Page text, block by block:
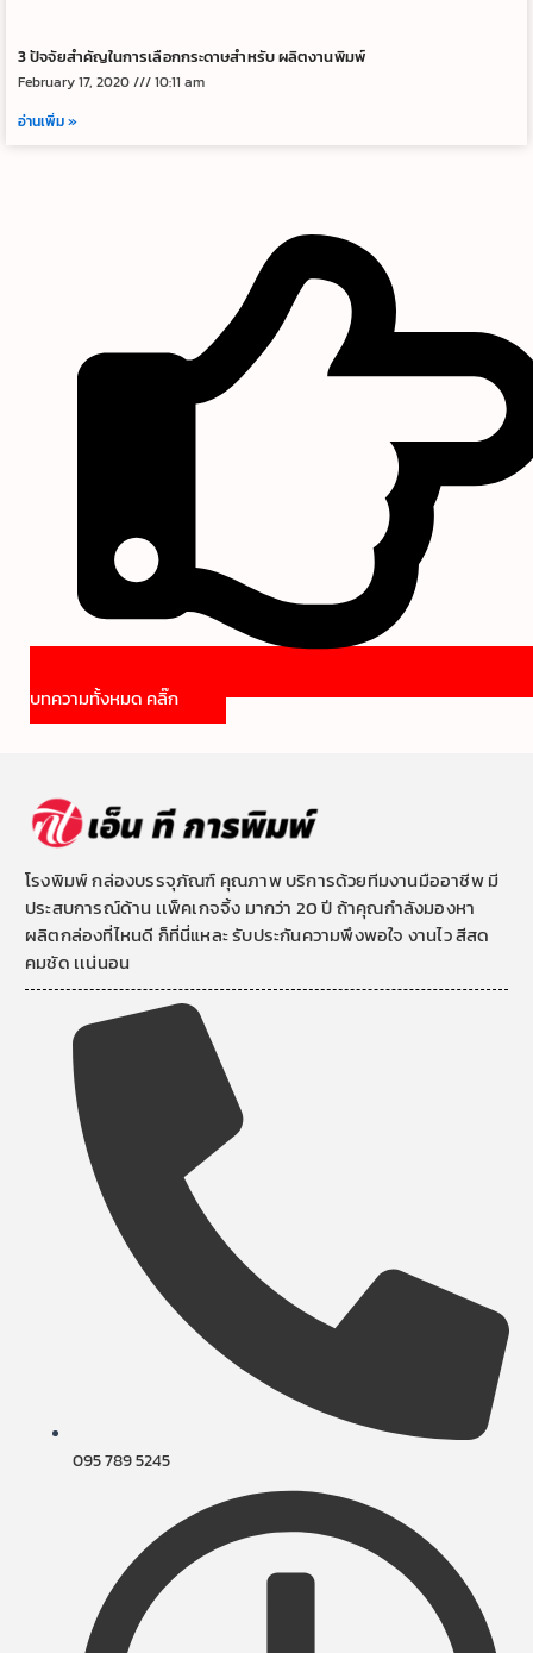
3 ปัจจัยสำคัญในการเลือกกระดาษสำหรับ ผลิตงานพิมพ์
February 17, 2020
10:11 am
อ่านเพิ่ม »
บทความทั้งหมด คลิ๊ก
โรงพิมพ์ กล่องบรรจุภัณฑ์ คุณภาพ บริการด้วยทีมงานมืออาชีพ มี
ประสบการณ์ด้าน เเพ็คเกจจิ้ง มากว่า 20 ปี ถ้าคุณกำลังมองหา
ผลิตกล่องที่ไหนดี ก็ที่นี่แหละ รับประกันความพึงพอใจ งานไว สีสด
คมชัด เเน่นอน
095 789 5245